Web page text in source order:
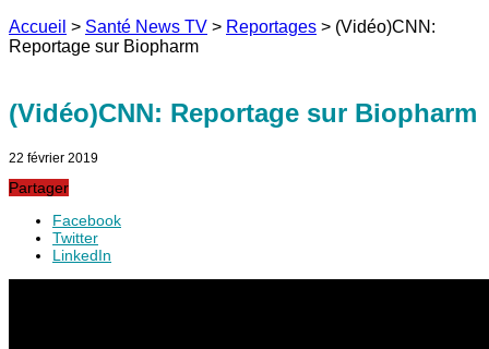
Accueil > Santé News TV > Reportages > (Vidéo)CNN:
Reportage sur Biopharm
(Vidéo)CNN: Reportage sur Biopharm
22 février 2019
Partager
Facebook
Twitter
LinkedIn